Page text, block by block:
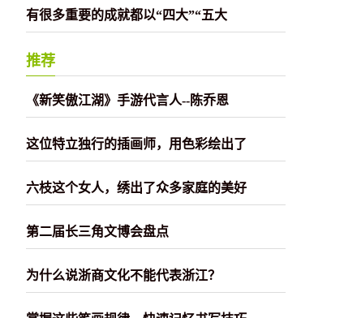
有很多重要的成就都以“四大”“五大
推荐
《新笑傲江湖》手游代言人--陈乔恩
这位特立独行的插画师，用色彩绘出了
六枝这个女人，绣出了众多家庭的美好
第二届长三角文博会盘点
为什么说浙商文化不能代表浙江？